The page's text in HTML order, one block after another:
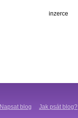
inzerce
Napsat blog Jak psát blog?